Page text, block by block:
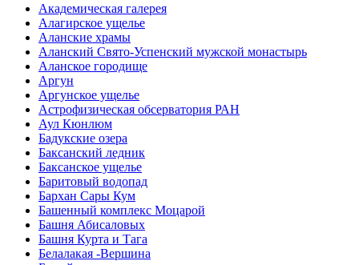
Академическая галерея
Алагирское ущелье
Аланские храмы
Аланский Свято-Успенский мужской монастырь
Аланское городище
Аргун
Аргунское ущелье
Астрофизическая обсерватория РАН
Аул Кюнлюм
Бадукские озера
Баксанский ледник
Баксанское ущелье
Баритовый водопад
Бархан Сары Кум
Башенный комплекс Моцарой
Башня Абисаловых
Башня Курта и Тага
Белалакая -Вершина